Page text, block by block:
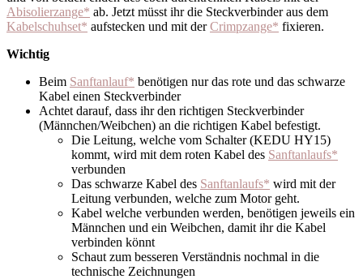
Abisolierzange* ab. Jetzt müsst ihr die Steckverbinder aus dem
Kabelschuhset* aufstecken und mit derCrimpzange* fixieren.
Wichtig
Beim Sanftanlauf* benötigen nur das rote und das schwarze
Kabel einen Steckverbinder
Achtet darauf, dass ihr den richtigen Steckverbinder
(Männchen/Weibchen) an die richtigen Kabel befestigt.
Die Leitung, welche vom Schalter (KEDU HY15)
kommt, wird mit dem roten Kabel des Sanftanlaufs*
verbunden
Das schwarze Kabel des Sanftanlaufs* wird mit der
Leitung verbunden, welche zum Motor geht.
Kabel welche verbunden werden, benötigen jeweils ein
Männchen und ein Weibchen, damit ihr die Kabel
verbinden könnt
Schaut zum besseren Verständnis nochmal in die
technische Zeichnungen